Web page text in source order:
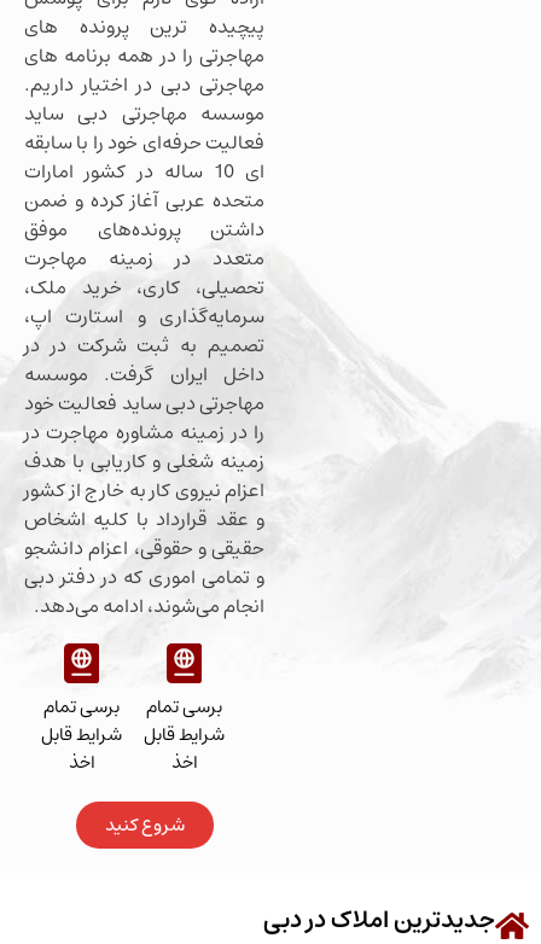
پیچیده ترین پرونده های
مهاجرتی را در همه برنامه های
مهاجرتی دبی در اختیار داریم.
موسسه مهاجرتی دبی ساید
فعالیت حرفه‌ای خود را با سابقه
ای 10 ساله در کشور امارات
متحده عربی آغاز کرده و ضمن
داشتن پرونده‌های موفق
متعدد در زمینه مهاجرت
تحصیلی، کاری، خرید ملک،
سرمایه‌گذاری و استارت اپ،
تصمیم به ثبت شرکت در در
داخل ایران گرفت. موسسه
مهاجرتی دبی ساید فعالیت خود
را در زمینه مشاوره مهاجرت در
زمینه شغلی و کاریابی با هدف
اعزام نیروی کار به خارج از کشور
و عقد قرارداد با کلیه اشخاص
حقیقی و حقوقی، اعزام دانشجو
و تمامی اموری که در دفتر دبی
انجام می‌شوند، ادامه می‌دهد.
برسی تمام
شرایط قابل
اخذ
شروع کنید
املاک در دبی